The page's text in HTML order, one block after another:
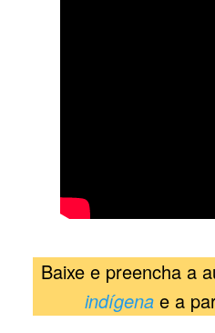
Baixe e preencha a
indígenae a